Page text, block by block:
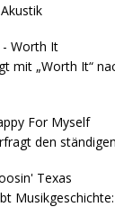
mit „Worth It“
den